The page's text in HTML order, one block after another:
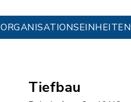
ORGANISATIONS­EINHEITEN
Tiefbau